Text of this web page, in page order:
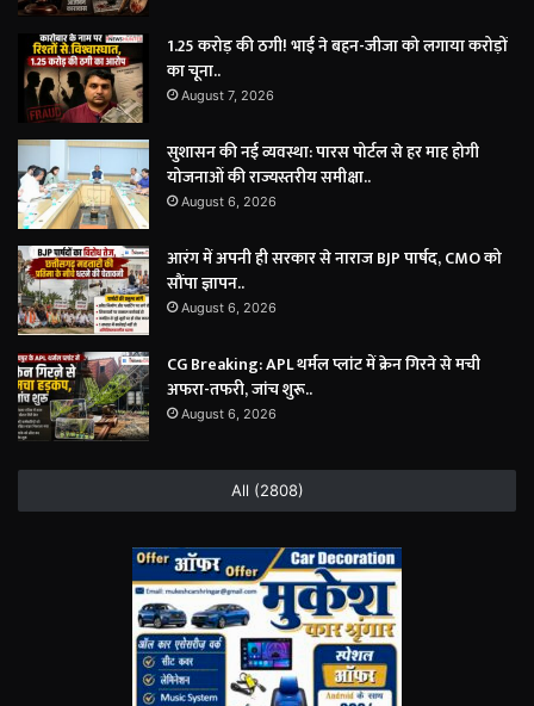
1.25 करोड़ की ठगी! भाई ने बहन-जीजा को लगाया करोड़ों
का चूना..
August 7, 2026
सुशासन की नई व्यवस्था: पारस पोर्टल से हर माह होगी
योजनाओं की राज्यस्तरीय समीक्षा..
August 6, 2026
आरंग में अपनी ही सरकार से नाराज BJP पार्षद, CMO को
सौंपा ज्ञापन..
August 6, 2026
CG Breaking: APL थर्मल प्लांट में क्रेन गिरने से मची
अफरा-तफरी, जांच शुरू..
August 6, 2026
All (2808)